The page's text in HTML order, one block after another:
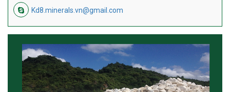
Kd8.minerals.vn@gmail.com